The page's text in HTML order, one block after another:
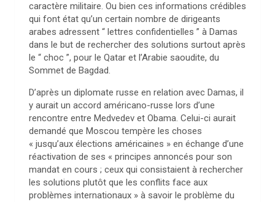
caractère militaire. Ou bien ces informations crédibles
qui font état qu’un certain nombre de dirigeants
arabes adressent “ lettres confidentielles ” à Damas
dans le but de rechercher des solutions surtout après
le “ choc ”, pour le Qatar et l’Arabie saoudite, du
Sommet de Bagdad.
D’après un diplomate russe en relation avec Damas, il
y aurait un accord américano-russe lors d’une
rencontre entre Medvedev et Obama. Celui-ci aurait
demandé que Moscou tempère les choses
« jusqu’aux élections américaines » en échange d’une
réactivation de ses « principes annoncés pour son
mandat en cours ; ceux qui consistaient à rechercher
les solutions plutôt que les conflits face aux
problèmes internationaux » à savoir le problème du